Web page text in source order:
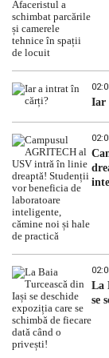
Iar
La
se